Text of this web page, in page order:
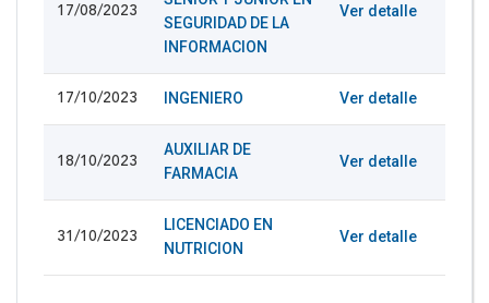
17/08/2023
SEGURIDAD DE LA
INFORMACION
Ver detalle
17/10/2023 INGENIERO Ver detalle
18/10/2023
AUXILIAR DE
FARMACIA
Ver detalle
31/10/2023
LICENCIADO EN
NUTRICION
Ver detalle